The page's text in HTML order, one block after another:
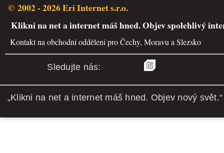
© 2002 - 2026 Eri Internet s.r.o.
Klikni na net a internet máš hned. Objev spolehlivý
Kontakt na obchodní oddělení pro Čechy, Moravu a Slezsko
Sledujte nás:
„Klikni na net a internet máš hned. Objev nový svět.“